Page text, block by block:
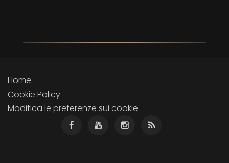
Home
Cookie Policy
Modifica le preferenze sui cookie